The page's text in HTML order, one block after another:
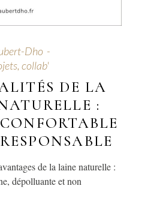
Dho
collab'
DE LA
:
de la laine naturelle :
dépolluante et non